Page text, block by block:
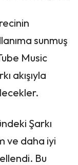
sunmuş
Music
akışıyla
Şarkı
ve daha iyi
Bu